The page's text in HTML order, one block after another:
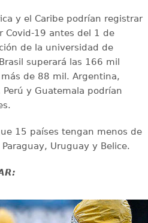
y el Caribe podrían registrar
Covid-19 antes del 1 de
de la universidad de
superará las 166 mil
de 88 mil. Argentina,
y Guatemala podrían
15 países tengan menos de
Uruguay y Belice.